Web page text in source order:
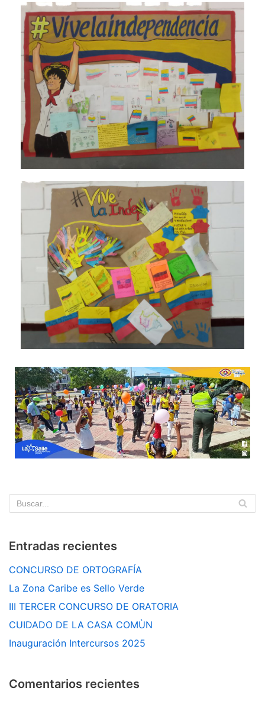
Entradas recientes
CONCURSO DE ORTOGRAFÍA
La Zona Caribe es Sello Verde
III TERCER CONCURSO DE ORATORIA
CUIDADO DE LA CASA COMÙN
Inauguración Intercursos 2025
Comentarios recientes